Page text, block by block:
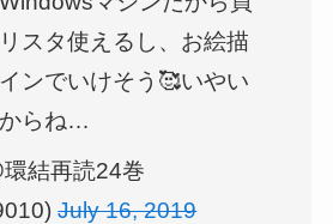
スタ使えるし、お絵描
ンでいけそう🥰いやい
らね…
結再読24巻
July 16, 2019